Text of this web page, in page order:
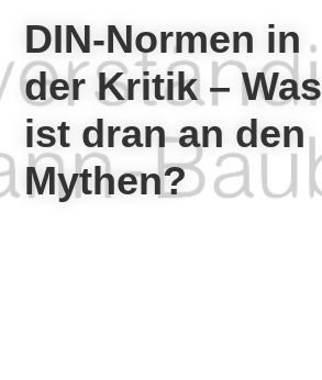
DIN-Normen in
der Kritik – Was
ist dran an den
Mythen?